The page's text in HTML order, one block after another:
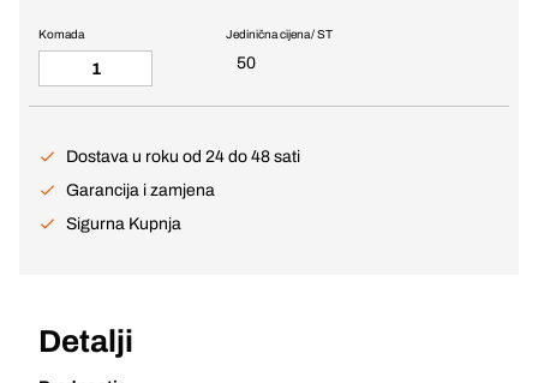
Jedinična cijena / ST
50
Komada
Dostava u roku od 24 do 48 sati
Garancija i zamjena
Sigurna Kupnja
Detalji